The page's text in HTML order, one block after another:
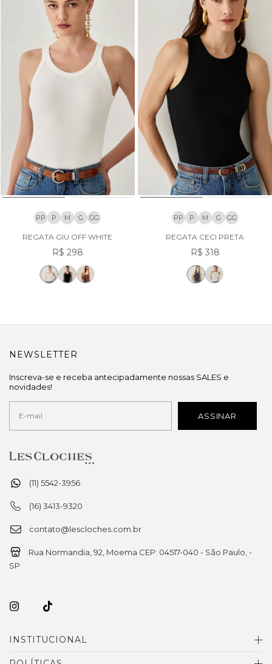
PP P M G GG
REGATA GIU OFF WHITE
R$ 298
PP P M G GG
REGATA CECI PRETA
R$ 318
(11) 5542-3956
(16) 3413-9320
contato@lescloches.com.br
Rua Normandia, 92, Moema CEP: 04517-040 - São Paulo, -
SP
INSTITUCIONAL
NEWSLETTER
Inscreva-se e receba antecipadamente nossas SALES e
novidades!